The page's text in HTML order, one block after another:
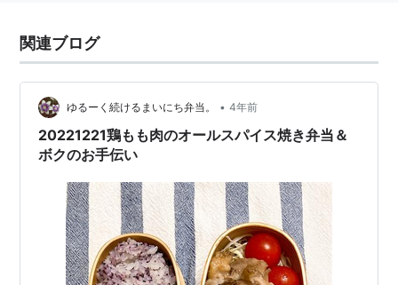
関連ブログ
ゆるーく続けるまいにち弁当。 • 4年前
20221221鶏もも肉のオールスパイス焼き弁当＆
ボクのお手伝い